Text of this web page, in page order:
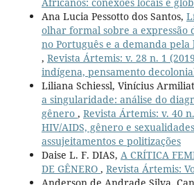
Ana Lucia Pessotto dos Santos,
olhar formal sobre a expressão
no Português e a demanda
, Revista Ártemis: v. 28 n. 1
indígena, pensamento
Liliana Schiessl, Vinícius
a singularidade: análise do
gênero , Revista Ártemis: v. 40
HIV/AIDS, gênero e
assujeitamentos e politizações
Daise L. F. DIAS, A CRÍTICA
DE GÊNERO , Revista Ártemis: